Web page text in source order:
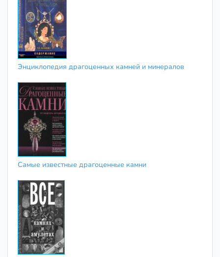
Энциклопедия драгоценных камней и минералов
Самые известные драгоценные камни